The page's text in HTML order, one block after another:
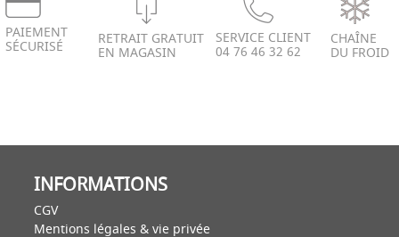
PAIEMENT
SÉCURISÉ RETRAIT GRATUIT
EN MAGASIN
SERVICE CLIENT
04 76 46 32 62
CHAÎNE
DU FROID
INFORMATIONS
CGV
Mentions légales & vie privée